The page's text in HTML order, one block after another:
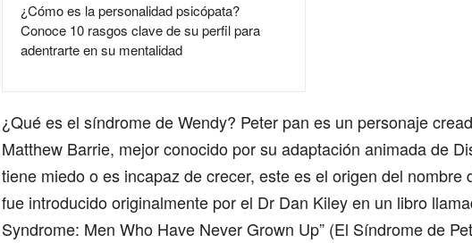
¿Cómo es la personalidad psicópata?
Conoce 10 rasgos clave de su perfil para
adentrarte en su mentalidad
¿Qué es el síndrome de Wendy? Peter pan es un personaje
Matthew Barrie, mejor conocido por su adaptación animada de
tiene miedo o es incapaz de crecer, este es el origen del nombre
fue introducido originalmente por el Dr Dan Kiley en un libro
Syndrome: Men Who Have Never Grown Up” (El Síndrome de